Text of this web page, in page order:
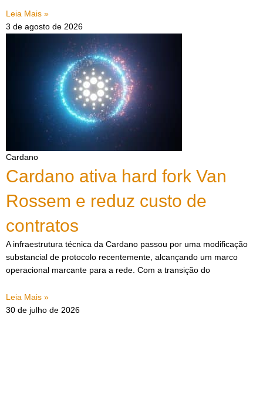
Leia Mais »
3 de agosto de 2026
Cardano
Cardano ativa hard fork Van
Rossem e reduz custo de
contratos
A infraestrutura técnica da Cardano passou por uma modificação
substancial de protocolo recentemente, alcançando um marco
operacional marcante para a rede. Com a transição do
Leia Mais »
30 de julho de 2026